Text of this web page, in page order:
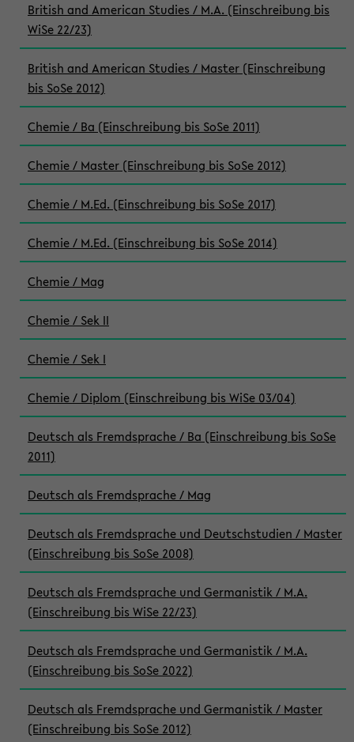
British and American Studies / M.A. (Einschreibung bis
WiSe 22/23)
British and American Studies / Master (Einschreibung
bis SoSe 2012)
Chemie / Ba (Einschreibung bis SoSe 2011)
Chemie / Master (Einschreibung bis SoSe 2012)
Chemie / M.Ed. (Einschreibung bis SoSe 2017)
Chemie / M.Ed. (Einschreibung bis SoSe 2014)
Chemie / Mag
Chemie / Sek II
Chemie / Sek I
Chemie / Diplom (Einschreibung bis WiSe 03/04)
Deutsch als Fremdsprache / Ba (Einschreibung bis SoSe
2011)
Deutsch als Fremdsprache / Mag
Deutsch als Fremdsprache und Deutschstudien / Master
(Einschreibung bis SoSe 2008)
Deutsch als Fremdsprache und Germanistik / M.A.
(Einschreibung bis WiSe 22/23)
Deutsch als Fremdsprache und Germanistik / M.A.
(Einschreibung bis SoSe 2022)
Deutsch als Fremdsprache und Germanistik / Master
(Einschreibung bis SoSe 2012)